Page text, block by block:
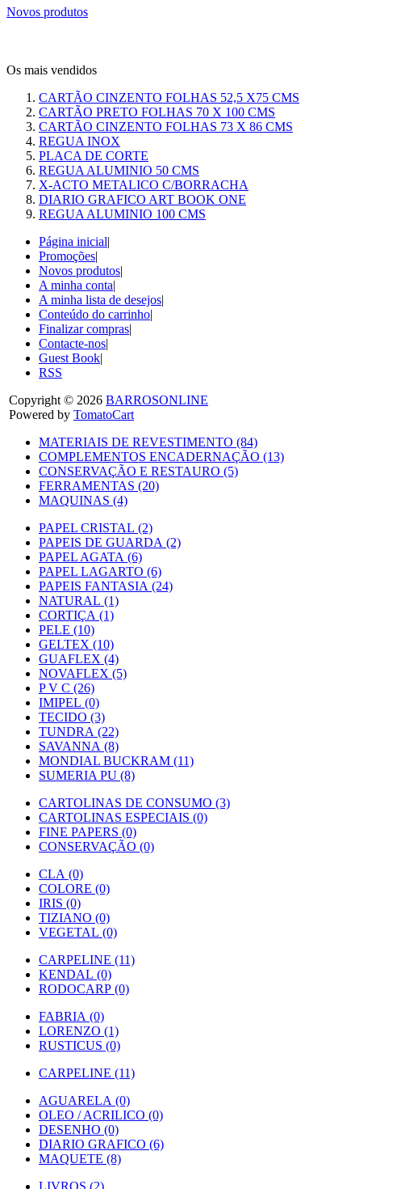
Novos produtos
Os mais vendidos
CARTÃO CINZENTO FOLHAS 52,5 X75 CMS
CARTÃO PRETO FOLHAS 70 X 100 CMS
CARTÃO CINZENTO FOLHAS 73 X 86 CMS
REGUA INOX
PLACA DE CORTE
REGUA ALUMINIO 50 CMS
X-ACTO METALICO C/BORRACHA
DIARIO GRAFICO ART BOOK ONE
REGUA ALUMINIO 100 CMS
Página inicial|
Promoções|
Novos produtos|
A minha conta|
A minha lista de desejos|
Conteúdo do carrinho|
Finalizar compras|
Contacte-nos|
Guest Book|
RSS
Copyright © 2026 BARROSONLINE
Powered by TomatoCart
MATERIAIS DE REVESTIMENTO (84)
COMPLEMENTOS ENCADERNAÇÃO (13)
CONSERVAÇÃO E RESTAURO (5)
FERRAMENTAS (20)
MAQUINAS (4)
PAPEL CRISTAL (2)
PAPEIS DE GUARDA (2)
PAPEL AGATA (6)
PAPEL LAGARTO (6)
PAPEIS FANTASIA (24)
NATURAL (1)
CORTIÇA (1)
PELE (10)
GELTEX (10)
GUAFLEX (4)
NOVAFLEX (5)
P V C (26)
IMIPEL (0)
TECIDO (3)
TUNDRA (22)
SAVANNA (8)
MONDIAL BUCKRAM (11)
SUMERIA PU (8)
CARTOLINAS DE CONSUMO (3)
CARTOLINAS ESPECIAIS (0)
FINE PAPERS (0)
CONSERVAÇÃO (0)
CLA (0)
COLORE (0)
IRIS (0)
TIZIANO (0)
VEGETAL (0)
CARPELINE (11)
KENDAL (0)
RODOCARP (0)
FABRIA (0)
LORENZO (1)
RUSTICUS (0)
CARPELINE (11)
AGUARELA (0)
OLEO / ACRILICO (0)
DESENHO (0)
DIARIO GRAFICO (6)
MAQUETE (8)
LIVROS (2)